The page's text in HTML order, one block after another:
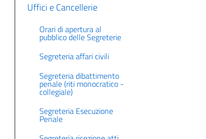
Uffici e Cancellerie
Orari di apertura al
pubblico delle Segreterie
Segreteria affari civili
Segreteria dibattimento
penale (riti monocratico -
collegiale)
Segreteria Esecuzione
Penale